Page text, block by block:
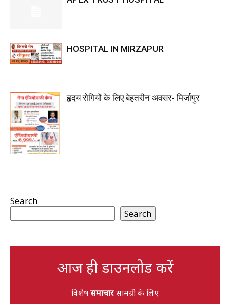
HOSPITAL IN MIRZAPUR
हृदय रोगियों के लिए बेहतरीन अवसर- मिर्जापुर
Search
Search
आज ही डाउनलोड करें
विशेषसमाचारसामग्री के लिए